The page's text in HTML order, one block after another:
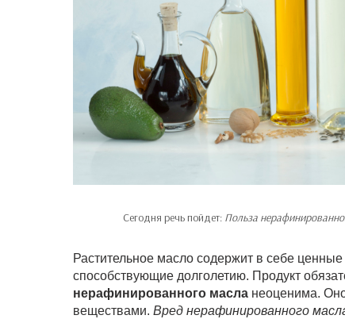
Сегодня речь пойдет: Польза
Растительное масло содержит в себе
способствующие долголетию. Продукт
нерафинированного масла неоценима.
веществами. Вред нерафинированного